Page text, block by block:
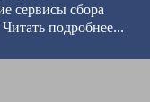
сервисы сбора
Читать подробнее...